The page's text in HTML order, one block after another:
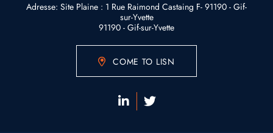
Adresse: Site Plaine : 1 Rue Raimond Castaing F- 91190 - Gif-
sur-Yvette
91190 - Gif-sur-Yvette
COME TO LISN